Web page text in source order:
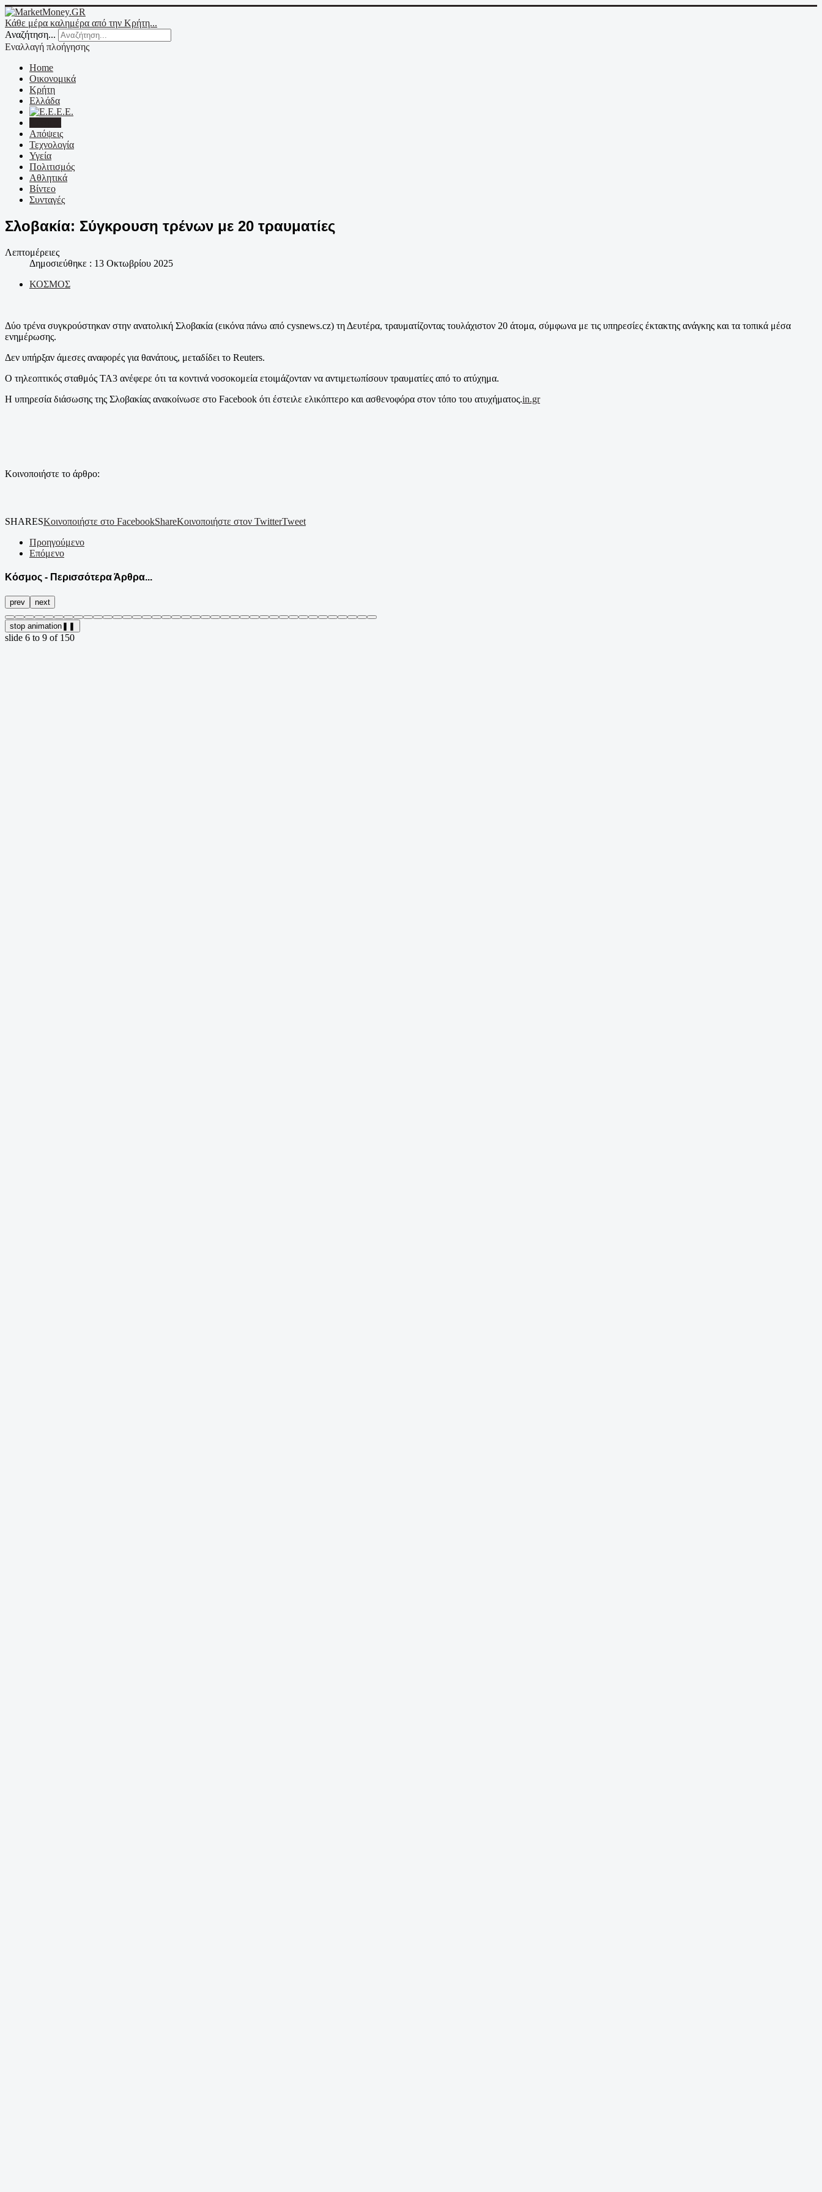
Κάθε μέρα καλημέρα από την Κρήτη...
Αναζήτηση...
Εναλλαγή πλοήγησης
Home
Οικονομικά
Κρήτη
Ελλάδα
Ε.Ε.
Απόψεις
Τεχνολογία
Υγεία
Πολιτισμός
Αθλητικά
Βίντεο
Συνταγές
Σλοβακία: Σύγκρουση τρένων με 20 τραυματίες
Λεπτομέρειες
Δημοσιεύθηκε : 13 Οκτωβρίου 2025
ΚΟΣΜΟΣ
Δύο τρένα συγκρούστηκαν στην ανατολική Σλοβακία (εικόνα πάνω από cysnews.cz) τη Δευτέρα, τραυματίζοντας τουλάχιστον 20 άτομα, σύμφωνα με τις υπηρεσίες έκτακτης ανάγκης και τα τοπικά μέσα
ενημέρωσης.
Δεν υπήρξαν άμεσες αναφορές για θανάτους, μεταδίδει το Reuters.
O τηλεοπτικός σταθμός TA3 ανέφερε ότι τα κοντινά νοσοκομεία ετοιμάζονταν να αντιμετωπίσουν τραυματίες από το ατύχημα.
Η υπηρεσία διάσωσης της Σλοβακίας ανακοίνωσε στο Facebook ότι έστειλε ελικόπτερο και ασθενοφόρα στον τόπο του ατυχήματος.in.gr
Κοινοποιήστε το άρθρο:
SHARESΚοινοποιήστε στο FacebookShareΚοινοποιήστε στον TwitterTweet
Προηγούμενο
Επόμενο
Κόσμος - Περισσότερα Άρθρα...
prev next
stop animation ❚❚
slide 7 to 10of 150